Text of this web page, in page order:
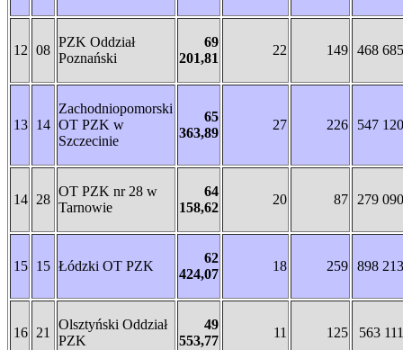
12 08
PZK Oddział
Poznański
69
201,81
22 149 468 685
13 14
Zachodniopomorski
OT PZK w
Szczecinie
65
363,89
27 226 547 120
14 28
OT PZK nr 28 w
Tarnowie
64
158,62
20 87 279 090
15 15 Łódzki OT PZK
62
424,07
18 259 898 213
16 21
Olsztyński Oddział
PZK
49
553,77
11 125 563 111